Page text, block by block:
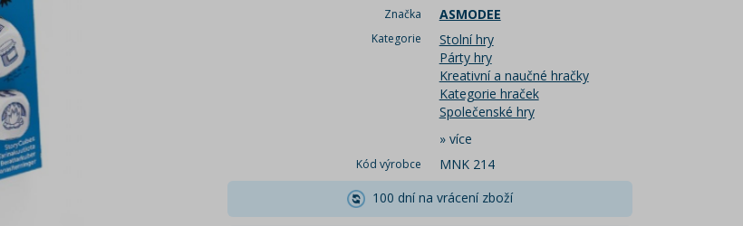
Značka ASMODEE
Kategorie
Stolní hry
Párty hry
Kreativní a naučné hračky
Kategorie hraček
Společenské hry
» více
Kód výrobce
MNK 214
100 dní na vrácení zboží